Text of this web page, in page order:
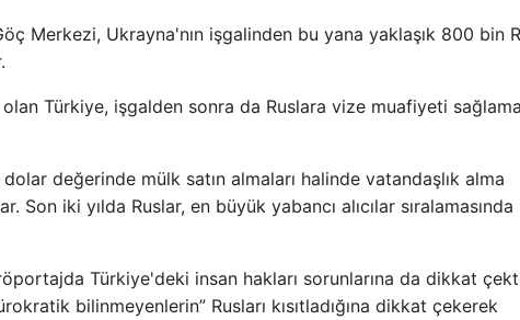
Merkezi, Ukrayna'nın işgalinden bu yana yaklaşık 800 bin
Türkiye, işgalden sonra da Ruslara vize muafiyeti
değerinde mülk satın almaları halinde vatandaşlık alma
Son iki yılda Ruslar, en büyük yabancı alıcılar sıralamasında
Türkiye'deki insan hakları sorunlarına da dikkat
bilinmeyenlerin” Rusları kısıtladığına dikkat çekerek